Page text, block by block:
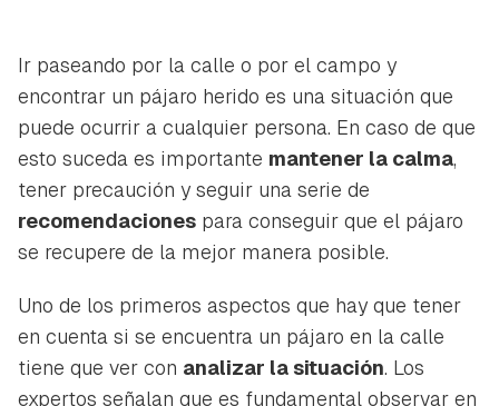
Ir paseando por la calle o por el campo y
encontrar un pájaro herido es una situación que
puede ocurrir a cualquier persona. En caso de que
esto suceda es importante mantener la calma,
tener precaución y seguir una serie de
recomendaciones para conseguir que el pájaro
se recupere de la mejor manera posible.
Uno de los primeros aspectos que hay que tener
en cuenta si se encuentra un pájaro en la calle
tiene que ver con analizar la situación. Los
expertos señalan que es fundamental observar en